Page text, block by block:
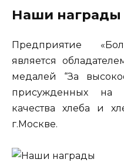
Наши награды
Предприятие
является
медалей “За
присужденных на
качества хлеба и
г.Москве.